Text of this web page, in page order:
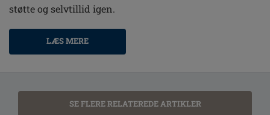
støtte og selvtillid igen.
LÆS MERE
SE FLERE RELATEREDE ARTIKLER